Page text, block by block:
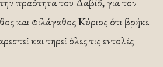
και φιλάγαθος Κύριος ότι βρήκε
και τηρεί όλες τις εντολές